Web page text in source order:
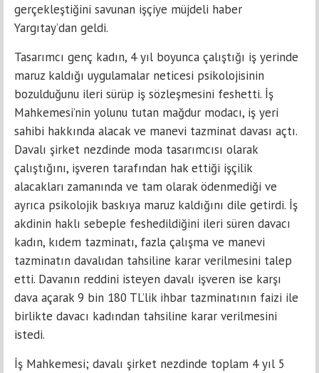
gerçekleştiğini savunan işçiye müjdeli haber
Yargıtay’dan geldi.
Tasarımcı genç kadın, 4 yıl boyunca çalıştığı iş yerinde
maruz kaldığı uygulamalar neticesi psikolojisinin
bozulduğunu ileri sürüp iş sözleşmesini feshetti. İş
Mahkemesi’nin yolunu tutan mağdur modacı, iş yeri
sahibi hakkında alacak ve manevi tazminat davası açtı.
Davalı şirket nezdinde moda tasarımcısı olarak
çalıştığını, işveren tarafından hak ettiği işçilik
alacakları zamanında ve tam olarak ödenmediği ve
ayrıca psikolojik baskıya maruz kaldığını dile getirdi. İş
akdinin haklı sebeple feshedildiğini ileri süren davacı
kadın, kıdem tazminatı, fazla çalışma ve manevi
tazminatın davalıdan tahsiline karar verilmesini talep
etti. Davanın reddini isteyen davalı işveren ise karşı
dava açarak 9 bin 180 TL’lik ihbar tazminatının faizi ile
birlikte davacı kadından tahsiline karar verilmesini
istedi.
İş Mahkemesi; davalı şirket nezdinde toplam 4 yıl 5